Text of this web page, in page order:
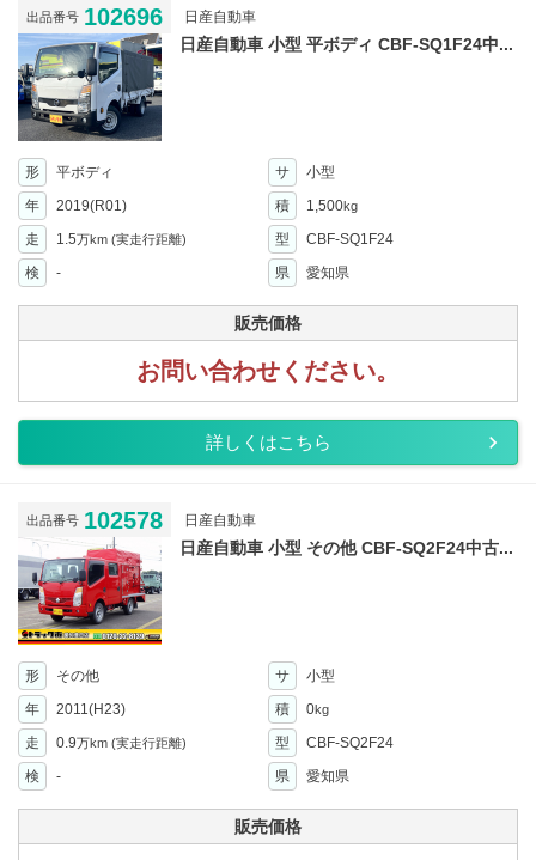
出品番号 102696 日産自動車
日産自動車 小型 平ボディ CBF-SQ1F24中...
形 平ボディ サ
小型
年
2019(R01) 積 1,500kg
走 1.5万km (実走行距離) 型
CBF-SQ1F24
検
- 県 愛知県
販売価格
お問い合わせください。
詳しくはこちら
出品番号 102578 日産自動車
日産自動車 小型 その他 CBF-SQ2F24中古...
形 その他 サ
小型
年
2011(H23) 積 0kg
走 0.9万km (実走行距離) 型
CBF-SQ2F24
検
- 県 愛知県
販売価格